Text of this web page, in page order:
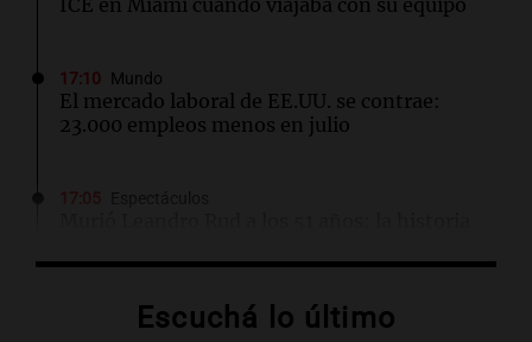
ICE en Miami cuando viajaba con su equipo
17:10 Mundo
El mercado laboral de EE.UU. se contrae:
23.000 empleos menos en julio
época
Escuchá lo último